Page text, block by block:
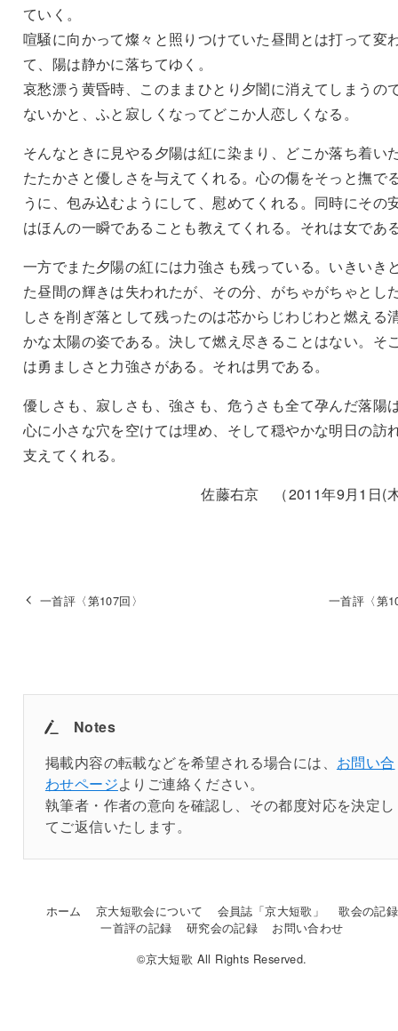
ていく。
喧騒に向かって燦々と照りつけていた昼間とは打って変
て、陽は静かに落ちてゆく。
哀愁漂う黄昏時、このままひとり夕闇に消えてしまうの
ないかと、ふと寂しくなってどこか人恋しくなる。
そんなときに見やる夕陽は紅に染まり、どこか落ち着い
たたかさと優しさを与えてくれる。心の傷をそっと撫で
うに、包み込むようにして、慰めてくれる。同時にその
はほんの一瞬であることも教えてくれる。それは女であ
一方でまた夕陽の紅には力強さも残っている。いきいき
た昼間の輝きは失われたが、その分、がちゃがちゃとし
しさを削ぎ落として残ったのは芯からじわじわと燃える
かな太陽の姿である。決して燃え尽きることはない。そ
は勇ましさと力強さがある。それは男である。
優しさも、寂しさも、強さも、危うさも全て孕んだ落陽
心に小さな穴を空けては埋め、そして穏やかな明日の訪
支えてくれる。
佐藤右京 （2011年9月1日(
一首評〈第107回〉 一首評〈第
Notes
掲載内容の転載などを希望される場合には、 お問い合
わせページよりご連絡ください。
執筆者・作者の意向を確認し、その都度対応を決定し
てご返信いたします。
ホーム 京大短歌会について 会員誌「京大短歌」
歌会の記録
一首評の記録
研究会の記録
お問い合わせ
©京大短歌 All Rights Reserved.